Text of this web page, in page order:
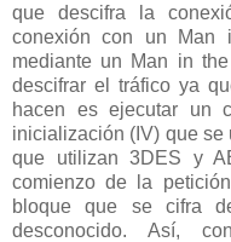
que descifra la
conexión con un Man
mediante un Man in
descifrar el tráfico ya
hacen es ejecutar un
inicialización (IV) que
que utilizan 3DES y
comienzo de la
bloque que se cifra
desconocido. Así,